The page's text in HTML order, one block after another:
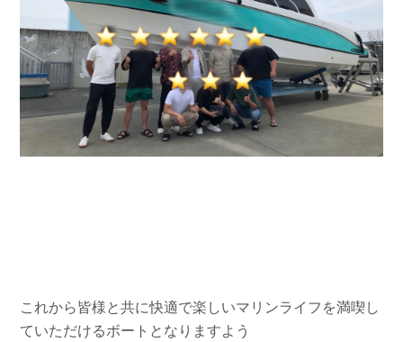
これから皆様と共に快適で楽しいマリンライフを満喫し
ていただけるボートとなりますよう